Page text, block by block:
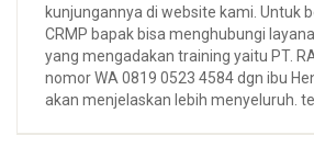
kunjungannya di website kami. Untuk
CRMP bapak bisa menghubungi
yang mengadakan training yaitu PT.
nomor WA 0819 0523 4584 dgn ibu
akan menjelaskan lebih menyeluruh.